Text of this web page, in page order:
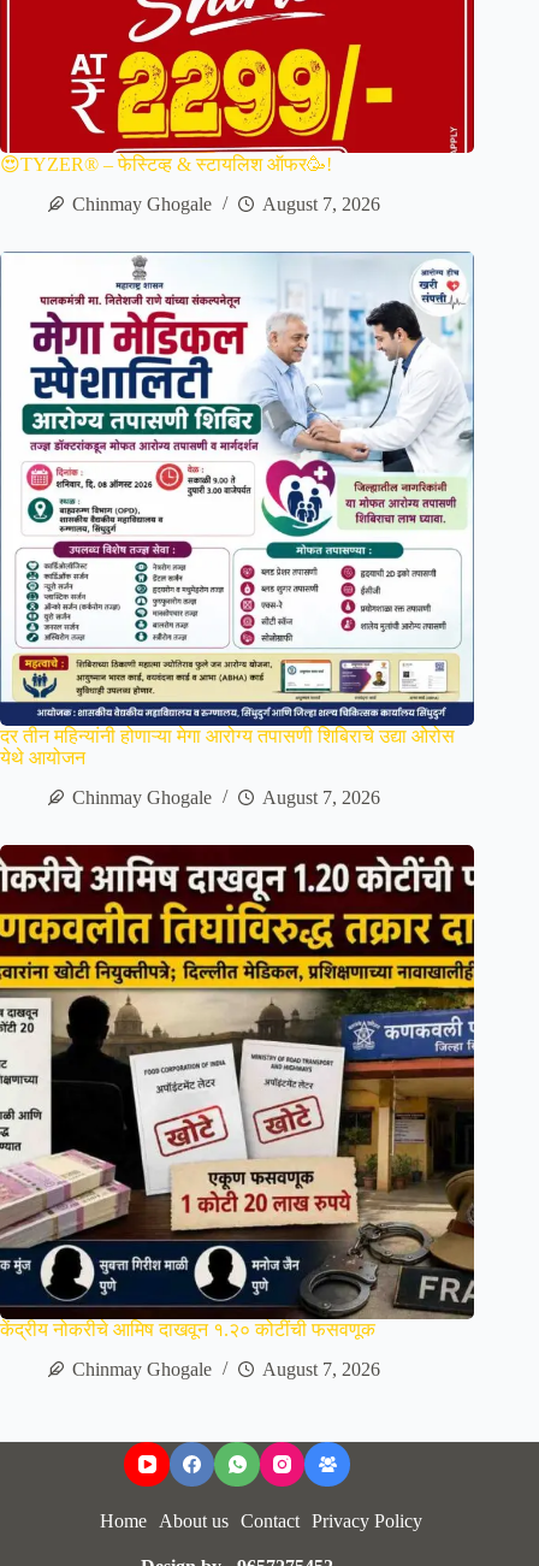
😍TYZER® – फेस्टिव्ह & स्टायलिश ऑफर🥳!
Chinmay Ghogale
August 7, 2026
दर तीन महिन्यांनी होणाऱ्या मेगा आरोग्य तपासणी शिबिराचे उद्या ओरोस
येथे आयोजन
Chinmay Ghogale
August 7, 2026
केंद्रीय नोकरीचे आमिष दाखवून १.२० कोटींची फसवणूक
Chinmay Ghogale
August 7, 2026
Home About us Contact Privacy Policy